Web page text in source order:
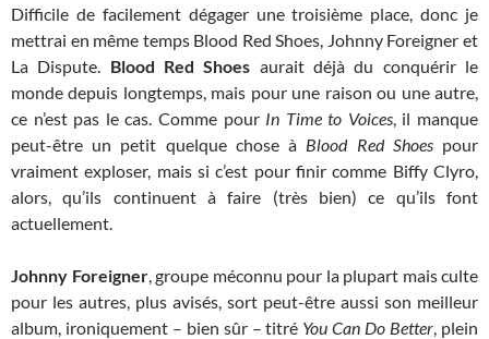
Difficile de facilement dégager une troisième place, donc je
mettrai en même temps Blood Red Shoes, Johnny Foreigner et
La Dispute. Blood Red Shoes aurait déjà du conquérir le
monde depuis longtemps, mais pour une raison ou une autre,
ce n’est pas le cas. Comme pour In Time to Voices, il manque
peut-être un petit quelque chose à Blood Red Shoespour
vraiment exploser, mais si c’est pour finir comme Biffy Clyro,
alors, qu’ils continuent à faire (très bien) ce qu’ils font
actuellement.
Johnny Foreigner, groupe méconnu pour la plupart mais culte
pour les autres, plus avisés, sort peut-être aussi son meilleur
album, ironiquement – bien sûr – titré You Can Do Better, plein